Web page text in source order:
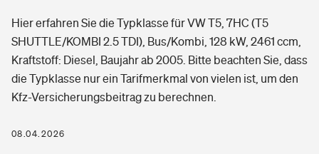
Grundfähigkeitsversicherung
Arbeitsrechtsschutz
Berufshaftpflichtversicherung
Zur Übersicht
Elementarversicherung
Freizeit
Pri­vate Haft­pflicht­
Gesundheit
Private Krankenversicherung
Hier erfahren Sie die Typklasse für VW T5, 7HC (T5
SHUTTLE/KOMBI 2.5 TDI), Bus/Kombi, 128 kW, 2461 ccm,
Kraftstoff: Diesel, Baujahr ab 2005. Bitte beachten Sie, dass
die Typklasse nur ein Tarifmerkmal von vielen ist, um den
Kfz-Versicherungsbeitrag zu berechnen.
08.04.2026